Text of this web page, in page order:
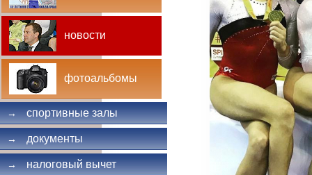
новости
фотоальбомы
→ спортивные залы
→ документы
→ налоговый вычет